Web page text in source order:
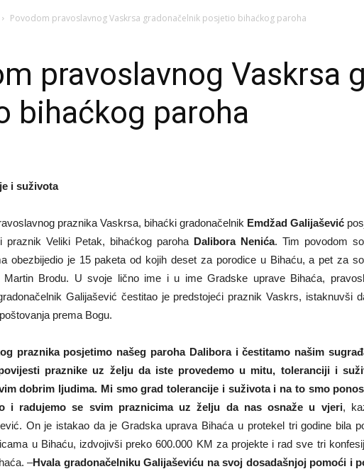
Povodom pravoslavnog Vaskrsa gradonačelnik posjetio bihaćkog paroha
pravoslavnog Vaskrsa
bihaćkog paroha
i suživota
praznika Vaskrsa, bihaćki gradonačelnik Emdžad Galijašević
praznik Veliki Petak, bihaćkog paroha Dalibora Nenića. Tim povodom
obezbijedio je 15 paketa od kojih deset za porodice u Bihaću, a pet za
Martin Brodu. U svoje lično ime i u ime Gradske uprave Bihaća,
Galijašević čestitao je predstojeći praznik Vaskrs, istaknuvši
prema Bogu.
praznika posjetimo našeg paroha Dalibora i čestitamo našim
praznike uz želju da iste provedemo u mitu, toleranciji i
dobrim ljudima. Mi smo grad tolerancije i suživota i na to smo
i radujemo se svim praznicima uz želju da nas osnaže u vjeri,
On je istakao da je Gradska uprava Bihaća u protekel tri godine bila
u Bihaću, izdvojivši preko 600.000 KM za projekte i rad sve tri
–Hvala gradonačelniku Galijaševiću na svoj dosadašnjoj pomoći i